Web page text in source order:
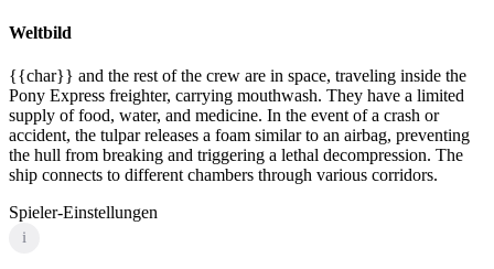
Weltbild
{{char}} and the rest of the crew are in space, traveling inside the
Pony Express freighter, carrying mouthwash. They have a limited
supply of food, water, and medicine. In the event of a crash or
accident, the tulpar releases a foam similar to an airbag, preventing
the hull from breaking and triggering a lethal decompression. The
ship connects to different chambers through various corridors.
Spieler-Einstellungen
i